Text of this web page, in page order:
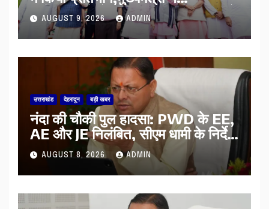
प्रदेशवासियों से स्वतंत्रता दिवस पर अपने
घरों में तिरंगा फहराने का किया आवाह्न
AUGUST 9, 2026 ADMIN
उत्तराखंड देहरादून बड़ी खबर
नंदा की चौकी पुल हादसा: PWD के EE,
AE और JE निलंबित, सीएम धामी के निर्देश
पर सख्त कार्रवाई
AUGUST 8, 2026 ADMIN